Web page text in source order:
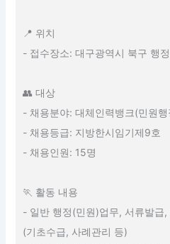
📍 위치
- 접수장소: 대구광역시 북구 행
👥 대상
- 채용분야: 대체인력뱅크(민원행
- 채용등급: 지방한시임기제9호
- 채용인원: 15명
🏃 활동 내용
- 일반 행정(민원)업무, 서류발급
(기초수급, 사례관리 등)